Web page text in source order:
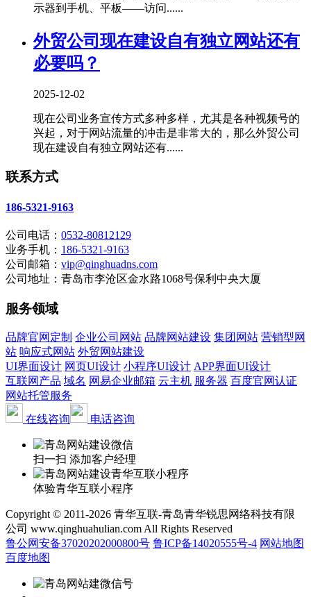
示器到手机、平板——访问......
外贸公司现在建设自有独立网站还有
必要吗？
2025-12-02
现在公司业务宣传方式多种多样，尤其是各种视频号的
兴起，对于网站流量的冲击是非常大的，那么外贸公司
现在建设自有独立网站还有......
联系方式
186-5321-9163
公司电话： 0532-80812129
业务手机： 186-5321-9163
公司邮箱： vip@qinghuadns.com
公司地址：青岛市李沧区金水路1068号保利中央大厦
服务领域
品牌官网定制 企业公司网站 品牌网站建设 集团网站 营销型网
站 响应式网站 外贸网站建设
UI界面设计 网页UI设计 小程序UI设计 APP界面UI设计
互联网产品 域名 网易企业邮箱 云主机 服务器 百度官网认证
网站托管服务
在线咨询
电话咨询
扫一扫 添加客户经理
体验青华互联小程序
Copyright © 2011-2026 青华互联-青岛青华锐思网络科技有限
公司 www.qinghuahulian.com All Rights Reserved
鲁公网安备37020202000800号 鲁ICP备14020555号-4 网站地图
百度地图